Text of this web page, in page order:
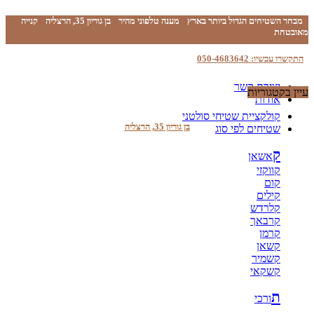
מבחר השטיחים הגדול ביותר בארץ מענה טלפוני מהיר בן גוריון 35, הרצליה
קנייה
מאובטחת
התקשרו עכשיו: 050-4683642
יצירת קשר
אודות
בן גוריון 35, הרצליה
עיין בקטגוריות
קולקציית שטיחי סולטני
שטיחים לפי סוג
קאשאן
קווקזי
קום
קילים
קלרדש
קרבאך
קרמן
קשאן
קשמיר
קשקאי
תורכי